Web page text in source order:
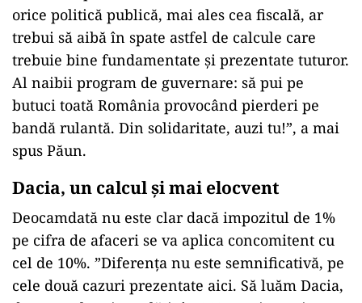
orice politică publică, mai ales cea fiscală, ar
trebui să aibă în spate astfel de calcule care
trebuie bine fundamentate și prezentate tuturor.
Al naibii program de guvernare: să pui pe
butuci toată România provocând pierderi pe
bandă rulantă. Din solidaritate, auzi tu!”, a mai
spus Păun.
Dacia, un calcul și mai elocvent
Deocamdată nu este clar dacă impozitul de 1%
pe cifra de afaceri se va aplica concomitent cu
cel de 10%. ”Diferența nu este semnificativă, pe
cele două cazuri prezentate aici. Să luăm Dacia,